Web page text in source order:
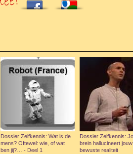
Dossier Zelfkennis: Wat is de
mens? Oftewel: wie, of wat
ben jij?… - Deel 1
Dossier Zelfkennis:
brein hallucineert jouw
bewuste realiteit